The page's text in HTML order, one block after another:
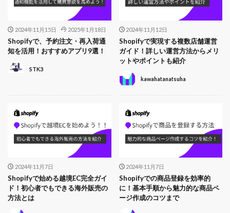
2024年11月15日 2025年1月18日
Shopifyで、予約注文・再入荷通
知を活用！おすすめアプリ9選！
STK3
2024年11月12日
Shopifyで実現する複数店舗運営
ガイド！詳しい運営方法からメリ
ットやポイントも紹介
kawahatanatsuha
2024年11月7日
Shopifyで始める越境EC完全ガイ
ド！初心者でもできる海外販売の
方法とは
2024年11月7日
Shopifyでの商品登録を効率的
に！基本手順から魅力的な商品ペ
ージ作成のコツまで